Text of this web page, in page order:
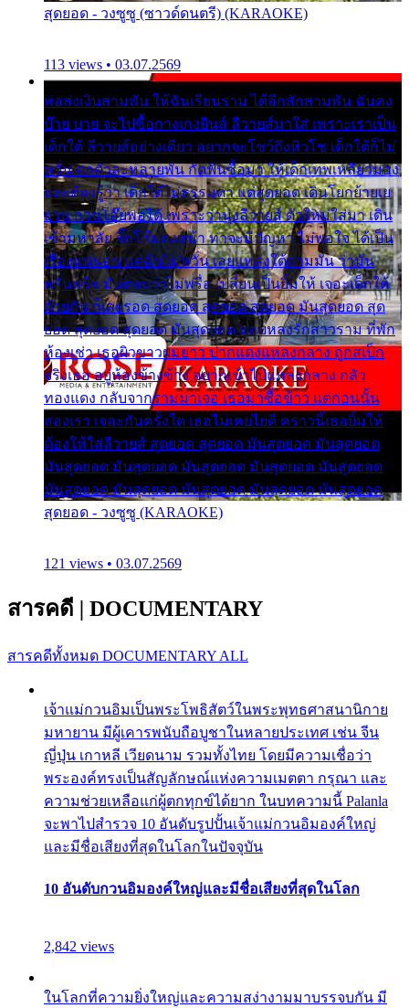
สุดยอด - วงซูซู (ซาวด์ดนตรี) (KARAOKE)
113 views • 03.07.2569
พ่อส่งเงินสามพัน ให้ฉันเรียนราม ได้อีกสักสามพัน ฉันคง
บ๊าย บาย จะไปซื้อกางเกงยีนส์ ลีวายส์มาใส่ เพราะเราเป็น
เด็กใต้ ลีวายส์อย่างเดียว อยากจะโชว์ถึงหิวโซ เด็กใต้ก็ไม่
หวั่น ตกตัวละหลายพัน กัดฟันซื้อมา ให้เด็กเทพเหลียวมอง
และต้องรู้ว่า เด็กใต้ไม่ธรรมดา แต่สุดยอด เดินโยกย้ายเย
ยวน กวนโอ๊ยพอได้ เพราะว่านุ่งลีวายส์ ตัวใหม่ใส่มา เดิน
เข้ามหาลัย จิ๊กโก๊มองหน้า ท่าจะมีปัญหา ไม่พอใจ ได้เป็น
เรื่องแน่นอน แต่ฉันไม่หวั่น เลยแหลงใต้ถามมัน ว่ามัน
พรั่นพรือ มันตอบว่าไม่พรื่อ เปลี่ยนเป็นยิ้มให้ เจอะเด็กใต้
ด้วยกัน ก็เลยรอด สุดยอด สุดยอด สุดยอด มันสุดยอด สุด
ยอด สุดยอด สุดยอด มันสุดยอด แอบหลงรักสาวราม ที่พัก
ห้องเช่า เธอผิวขาวผมยาว ปากแดงแหลงกลาง ถูกสเป็ก
จริงเธอ อยู่ห้องข้างข้าง อยากเข้าไปแหลงกลาง กลัว
ทองแดง กลับจากรามมาเจอ เธอมาซื้อข้าว แต่ก่อนนั้น
สองเรา เจอะกันครั้งใด เธอไม่เคยไยดี คราวนี้เธอยิ้มให้
ต้องให้ใส่ลีวายส์ สุดยอด สุดยอด มันสุดยอด มันสุดยอด
มันสุดยอด มันสุดยอด มันสุดยอด มันสุดยอด มันสุดยอด
มันสุดยอด มันสุดยอด มันสุดยอด มันสุดยอด มันสุดยอด
สุดยอด - วงซูซู (KARAOKE)
121 views • 03.07.2569
สารคดี | DOCUMENTARY
สารคดีทั้งหมด DOCUMENTARY ALL
เจ้าแม่กวนอิมเป็นพระโพธิสัตว์ในพระพุทธศาสนานิกาย
มหายาน มีผู้เคารพนับถือบูชาในหลายประเทศ เช่น จีน
ญี่ปุ่น เกาหลี เวียดนาม รวมทั้งไทย โดยมีความเชื่อว่า
พระองค์ทรงเป็นสัญลักษณ์แห่งความเมตตา กรุณา และ
ความช่วยเหลือแก่ผู้ตกทุกข์ได้ยาก ในบทความนี้ Palanla
จะพาไปสำรวจ 10 อันดับรูปปั้นเจ้าแม่กวนอิมองค์ใหญ่
และมีชื่อเสียงที่สุดในโลกในปัจจุบัน
10 อันดับกวนอิมองค์ใหญ่และมีชื่อเสียงที่สุดในโลก
2,842 views
ในโลกที่ความยิ่งใหญ่และความสง่างามมาบรรจบกัน มี